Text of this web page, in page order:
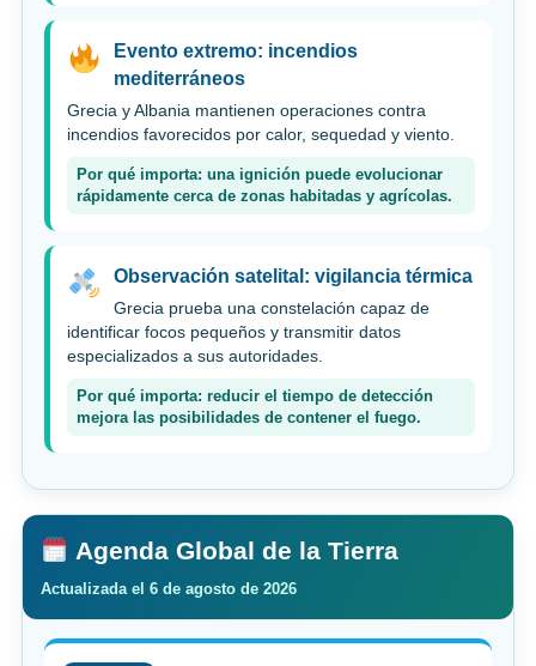
Evento extremo: incendios
mediterráneos
Grecia y Albania mantienen operaciones contra
incendios favorecidos por calor, sequedad y viento.
Por qué importa: una ignición puede evolucionar
rápidamente cerca de zonas habitadas y agrícolas.
Observación satelital: vigilancia térmica
Grecia prueba una constelación capaz de
identificar focos pequeños y transmitir datos
especializados a sus autoridades.
Por qué importa: reducir el tiempo de detección
mejora las posibilidades de contener el fuego.
Agenda Global de la Tierra
Actualizada el 6 de agosto de 2026